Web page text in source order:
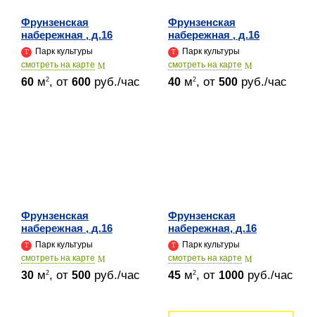
Фрунзенская
набережная , д.16
Парк культуры
cмотреть на карте
60 м2, от 600 руб./час
Фрунзенская
набережная , д.16
Парк культуры
cмотреть на карте
40 м2, от 500 руб./час
Фрунзенская
набережная , д.16
Парк культуры
cмотреть на карте
30 м2, от 500 руб./час
Фрунзенская
набережная, д.16
Парк культуры
cмотреть на карте
45 м2, от 1000 руб./час